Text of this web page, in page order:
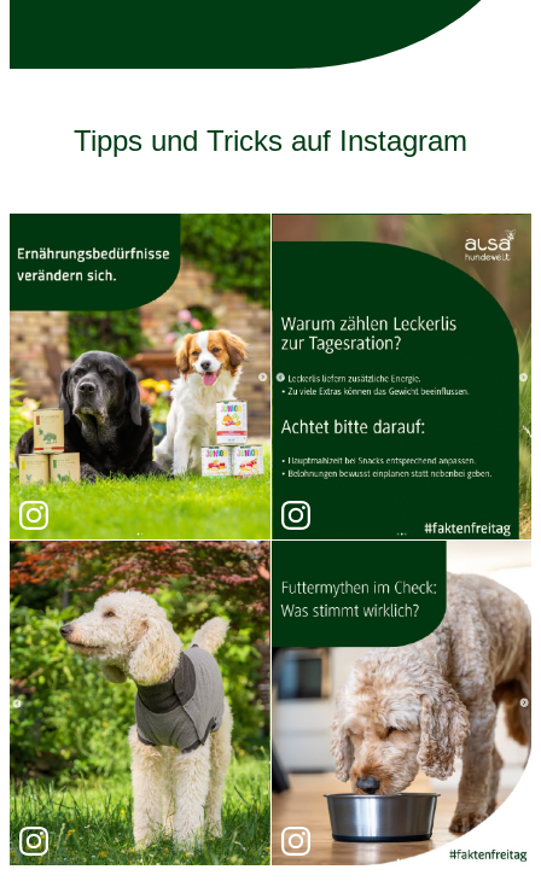
Tipps und Tricks auf Instagram